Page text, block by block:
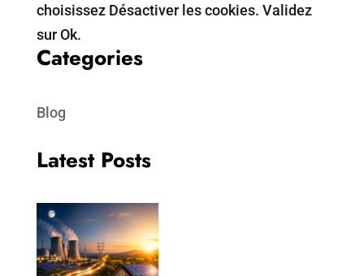
choisissez Désactiver les cookies. Validez
sur Ok.
Categories
Blog
Latest Posts